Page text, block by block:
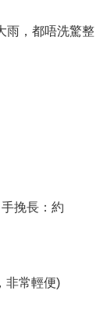
雨，都唔洗驚整
挽長：約
非常輕便)